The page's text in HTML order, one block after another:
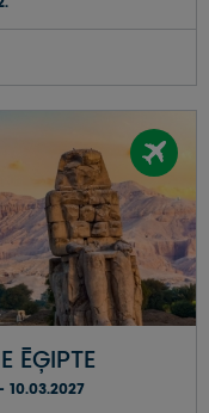
ĒĢIPTE
10.03.2027